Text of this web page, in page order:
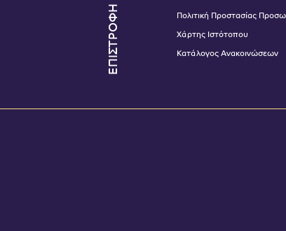
ΕΠΙΣΤΡΟΦΗ Πολιτική Προστασίας
Χάρτης Ιστότοπου
Κατάλογος Ανακοινώσεων